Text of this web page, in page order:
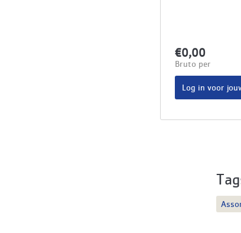
€0,00
Bruto per
Log in voor